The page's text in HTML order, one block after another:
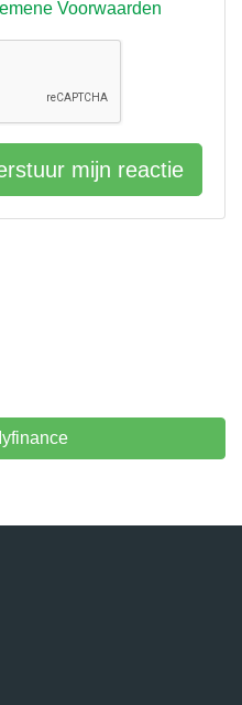
Voorwaarden
mijn reactie